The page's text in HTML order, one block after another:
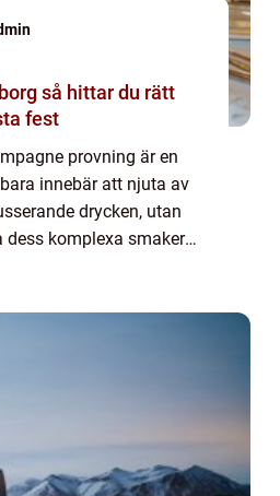
du rätt
fest
provning är en
innebär att njuta av
drycken, utan
komplexa smaker